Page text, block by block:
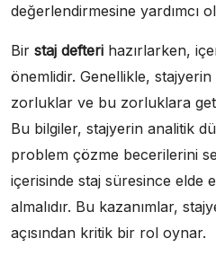
değerlendirmesine yardımcı
Bir staj defteri hazırlarken,
önemlidir. Genellikle, stajyerin
zorluklar ve bu zorluklara
Bu bilgiler, stajyerin analitik
problem çözme becerilerini
içerisinde staj süresince elde
almalıdır. Bu kazanımlar,
açısından kritik bir rol oynar.